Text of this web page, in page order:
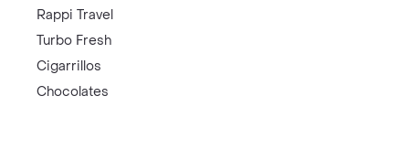
Rappi Travel
Turbo Fresh
Cigarrillos
Chocolates